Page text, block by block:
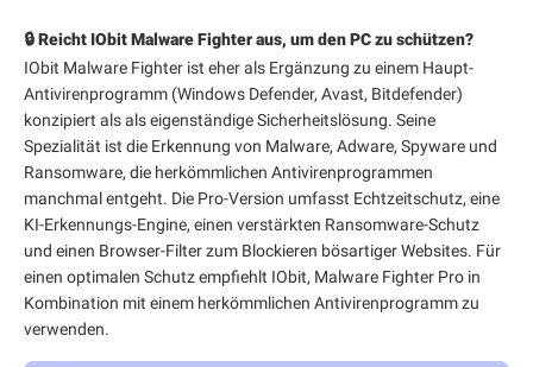
🔒 Reicht IObit Malware Fighter aus, um den PC zu schützen?
IObit Malware Fighter ist eher als Ergänzung zu einem Haupt-
Antivirenprogramm (Windows Defender, Avast, Bitdefender)
konzipiert als als eigenständige Sicherheitslösung. Seine
Spezialität ist die Erkennung von Malware, Adware, Spyware und
Ransomware, die herkömmlichen Antivirenprogrammen
manchmal entgeht. Die Pro-Version umfasst Echtzeitschutz, eine
KI-Erkennungs-Engine, einen verstärkten Ransomware-Schutz
und einen Browser-Filter zum Blockieren bösartiger Websites. Für
einen optimalen Schutz empfiehlt IObit, Malware Fighter Pro in
Kombination mit einem herkömmlichen Antivirenprogramm zu
verwenden.